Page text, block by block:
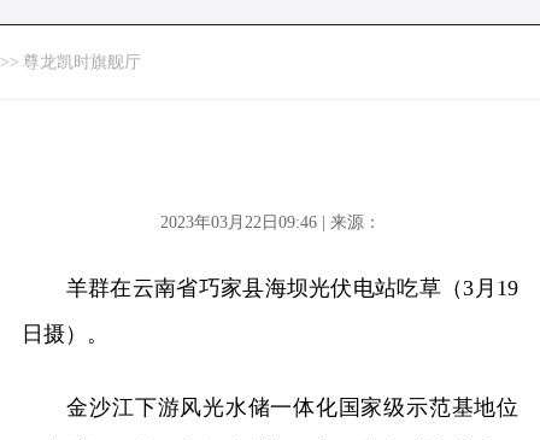
>> 尊龙凯时旗舰厅
2023年03月22日09:46 | 来源：
羊群在云南省巧家县海坝光伏电站吃草（3月19
日摄）。
金沙江下游风光水储一体化国家级示范基地位